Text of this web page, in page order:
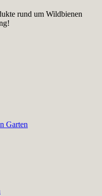
rund um Wildbienen
Garten